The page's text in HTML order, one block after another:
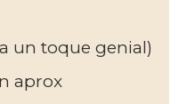
un toque genial)
aprox